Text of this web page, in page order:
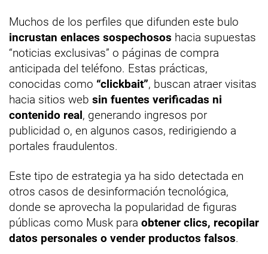
Muchos de los perfiles que difunden este bulo
incrustan enlaces sospechosos hacia supuestas
“noticias exclusivas” o páginas de compra
anticipada del teléfono. Estas prácticas,
conocidas como “clickbait”, buscan atraer visitas
hacia sitios web sin fuentes verificadas ni
contenido real, generando ingresos por
publicidad o, en algunos casos, redirigiendo a
portales fraudulentos.
Este tipo de estrategia ya ha sido detectada en
otros casos de desinformación tecnológica,
donde se aprovecha la popularidad de figuras
públicas como Musk para obtener clics, recopilar
datos personales o vender productos falsos.